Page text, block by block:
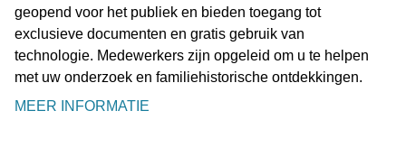
geopend voor het publiek en bieden toegang tot
exclusieve documenten en gratis gebruik van
technologie. Medewerkers zijn opgeleid om u te helpen
met uw onderzoek en familiehistorische ontdekkingen.
MEER INFORMATIE